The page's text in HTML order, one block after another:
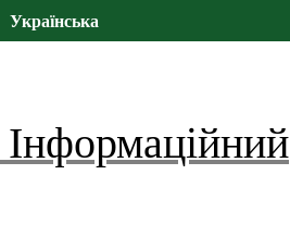
Українська